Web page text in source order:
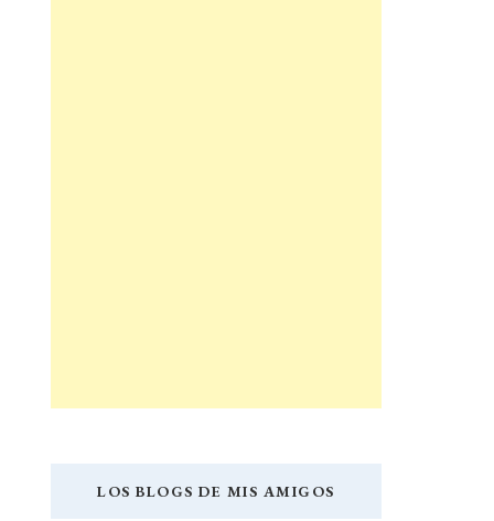
LOS BLOGS DE MIS AMIGOS